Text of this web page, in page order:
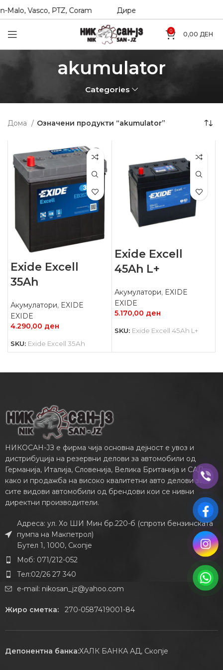
Vasco, PTZ, Coram Директни увозници на
0 0,00 ДЕН
akumulator
Categories
Дома Означени продукти “akumulator”
Exide Excell
35Ah
Акумулатори, EXIDE
EXIDE
4.290,00 ден
SKU: Exide Excell 35Ah
Exide Excell
45Ah L+
Акумулатори, EXIDE
EXIDE
5.170,00 ден
SKU: Exide Excell 45Ah L+
НИКОСАН-ЈЗ е фирма чија основна дејност е увоз и
дистрибуција на резервни делови за автомобили од
Германија, Италија, Словенија, Велика Британија и САД,
како и продажба на високо квалитетни авто делови за
сите видови автомобили од брендови кои се нивни
директни производители.
Адреса: ул. Хо ШИ Мин бр.220-б (спроти бензинската
пумпа на Макпетрол)
Бутел 1, 1000, Скопје
Моб: 071/212-052
Тел:02/26 27 340
e-mail: nikosan_jz@yahoo.com
Жиро сметка:270-0587419001-84
Депонентна банка:ХАЛК БАНКА АД, Скопје